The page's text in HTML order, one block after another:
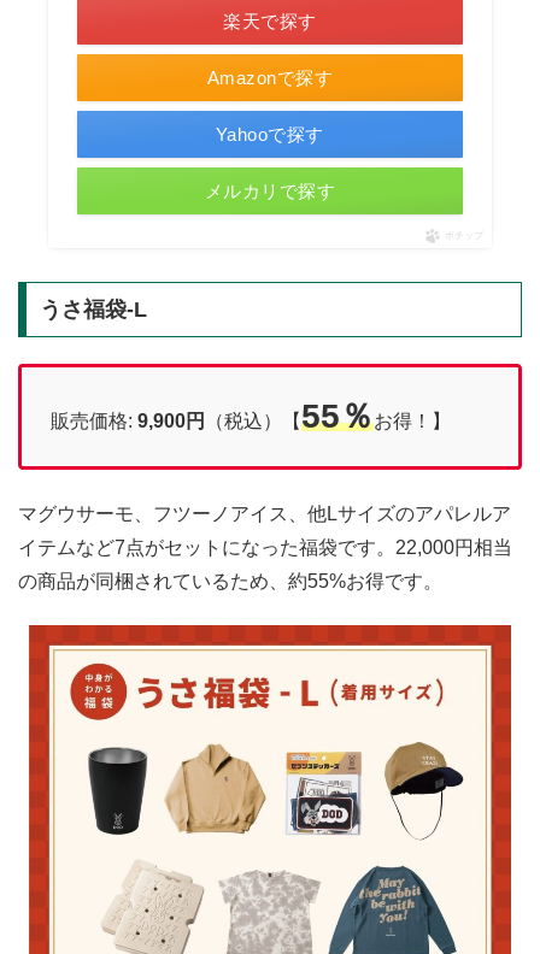
Amazonで探す
楽天で探す
Yahooで探す
メルカリで探す
ポチップ
うさ福袋-L
販売価格: 9,900円 （税込）【55％お得！】
マグウサーモ、フツーノアイス、他Lサイズのアパレルア
イテムなど7点がセットになった福袋です。22,000円相当
の商品が同梱されているため、約55%お得です。